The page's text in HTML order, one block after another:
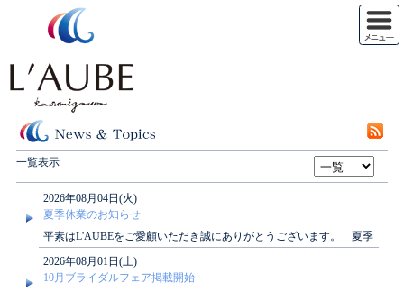
一覧表示
2026年08月04日(火)
夏季休業のお知らせ
平素はL'AUBEをご愛顧いただき誠にありがとうございます。 夏季
休業期間につきまして、下記の通りご案内..
2026年08月01日(土)
10月ブライダルフェア掲載開始